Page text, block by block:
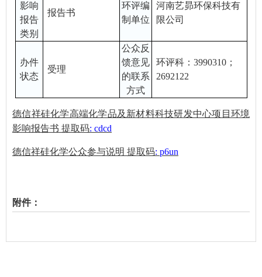
影响
报告
类别
报告书
环评编
制单位
河南艺昴环保科技有
限公司
办件
状态
受理
公众反
馈意见
的联系
方式
环评科： 3990310；
2692122
德信祥硅化学高端化学品及新材料科技研发中心项目环境
影响报告书 提取码: cdcd
德信祥硅化学公众参与说明 提取码: p6un
附件：